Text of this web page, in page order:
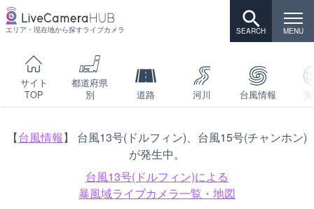
エリア・現在地から探すライブカメラ
サイト
TOP
都道府県
別
道路 河川 台風情報
【台風情報】 台風13号(ドルフィン)、台風15号(チャンホン)
が発生中。
台風13号(ドルフィン)による
暴風域ライブカメラ一覧・地図